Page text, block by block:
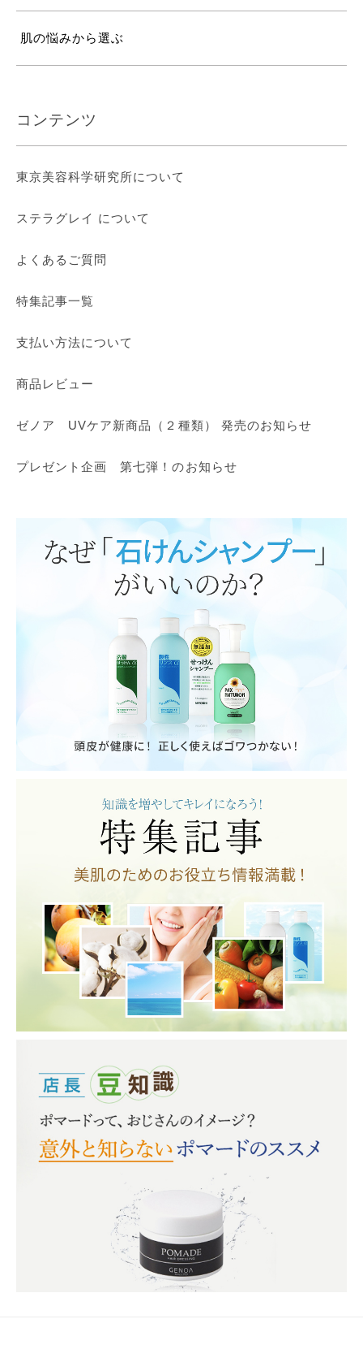
肌の悩みから選ぶ
コンテンツ
東京美容科学研究所について
ステラグレイ について
よくあるご質問
特集記事一覧
支払い方法について
商品レビュー
ゼノア UVケア新商品（２種類） 発売のお知らせ
プレゼント企画 第七弾！のお知らせ